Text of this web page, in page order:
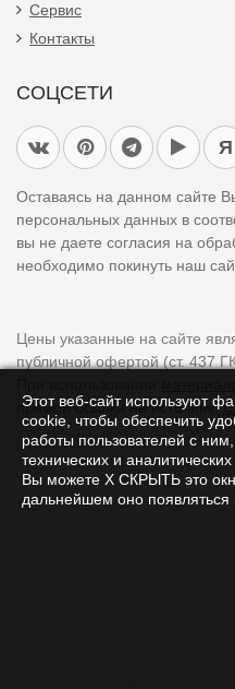
Сервис
Контакты
СОЦСЕТИ
Я
Оставаясь на данном сайте
персональных данных в
вы не даете согласия на
необходимо покинуть наш
Цены указанные на сайте являются
публичной офертой (ст. 437
прямой ссылки на источник.
Этот веб-сайт используют
cookie, чтобы обеспечить
работы пользователей с
технических и аналитических
Вы можете Х СКРЫТЬ это
дальнейшем оно появляться